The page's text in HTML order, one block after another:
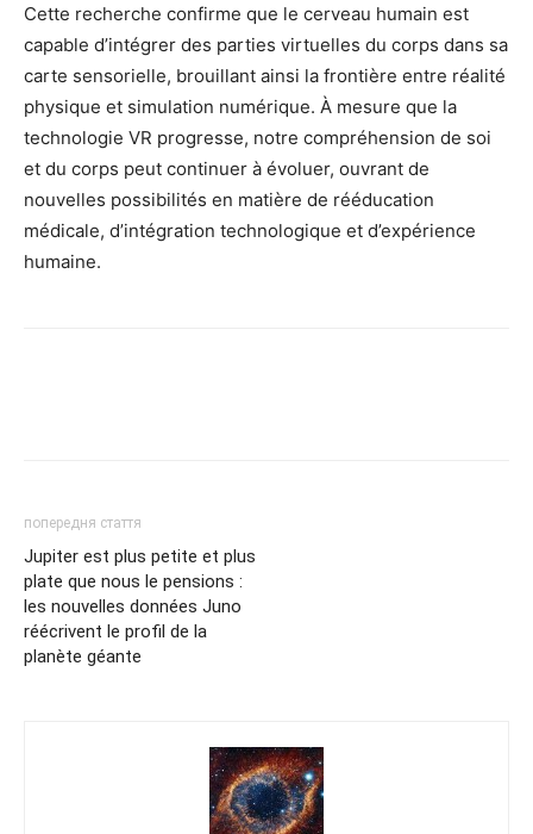
Cette recherche confirme que le cerveau humain est
capable d’intégrer des parties virtuelles du corps dans sa
carte sensorielle, brouillant ainsi la frontière entre réalité
physique et simulation numérique. À mesure que la
technologie VR progresse, notre compréhension de soi
et du corps peut continuer à évoluer, ouvrant de
nouvelles possibilités en matière de rééducation
médicale, d’intégration technologique et d’expérience
humaine.
попередня стаття
Jupiter est plus petite et plus
plate que nous le pensions :
les nouvelles données Juno
réécrivent le profil de la
planète géante